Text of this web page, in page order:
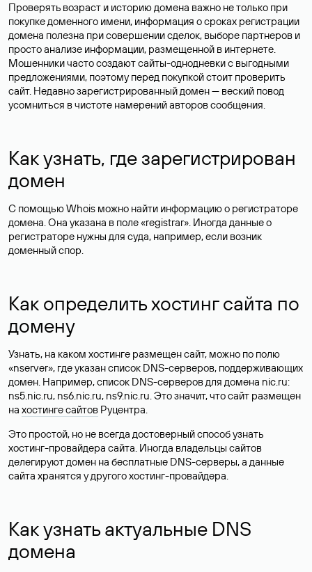
Проверять возраст и историю домена важно не только при
покупке доменного имени, информация о сроках регистрации
домена полезна при совершении сделок, выборе партнеров и
просто анализе информации, размещенной в интернете.
Мошенники часто создают сайты-однодневки с выгодными
предложениями, поэтому перед покупкой стоит проверить
сайт. Недавно зарегистрированный домен — веский повод
усомниться в чистоте намерений авторов сообщения.
Как узнать, где зарегистрирован
домен
С помощью Whois можно найти информацию о регистраторе
домена. Она указана в поле «registrar». Иногда данные о
регистраторе нужны для суда, например, если возник
доменный спор.
Как определить хостинг сайта по
домену
Узнать, на каком хостинге размещен сайт, можно по полю
«nserver», где указан список DNS-серверов, поддерживающих
домен. Например, список DNS-серверов для домена nic.ru:
ns5.nic.ru, ns6.nic.ru, ns9.nic.ru. Это значит, что сайт размещен
на хостинге сайтов Руцентра.
Это простой, но не всегда достоверный способ узнать
хостинг-провайдера сайта. Иногда владельцы сайтов
делегируют домен на бесплатные DNS-серверы, а данные
сайта хранятся у другого хостинг-провайдера.
Как узнать актуальные DNS
домена